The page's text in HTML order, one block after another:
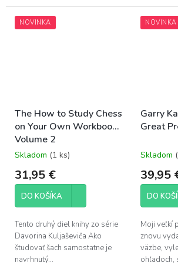
NOVINKA
The How to Study Chess
on Your Own Workbook
Volume 2
Skladom (1 ks)
31,95 €
DO KOŠÍKA
Tento druhý diel knihy zo série
Davorina Kuljaševiča Ako
študovať šach samostatne je
navrhnutý...
NOVINKA
Garry
Great
Skladom
39,95
DO
Moji veľkí
znovu
väzbe,
ohľadoch,